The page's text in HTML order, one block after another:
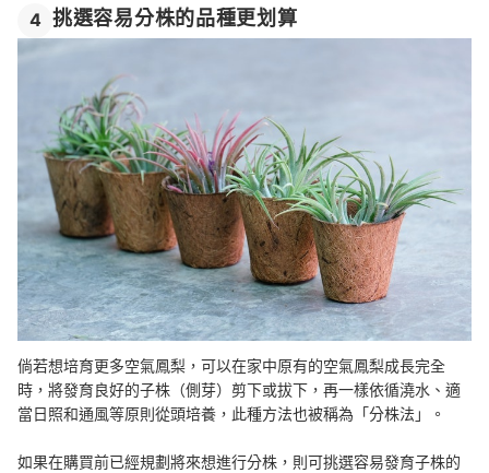
4 挑選容易分株的品種更划算
倘若想培育更多空氣鳳梨，可以在家中原有的空氣鳳梨成長完全
時，將發育良好的子株（側芽）剪下或拔下，再一樣依循澆水、適
當日照和通風等原則從頭培養，此種方法也被稱為「分株法」。
如果在購買前已經規劃將來想進行分株，則可挑選容易發育子株的